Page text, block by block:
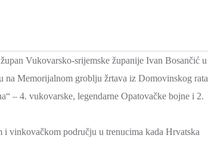
Vukovarsko-srijemske županije Ivan Bosančić u
na Memorijalnom groblju žrtava iz Domovinskog rata
– 4. vukovarske, legendarne Opatovačke bojne i 2.
vinkovačkom području u trenucima kada Hrvatska